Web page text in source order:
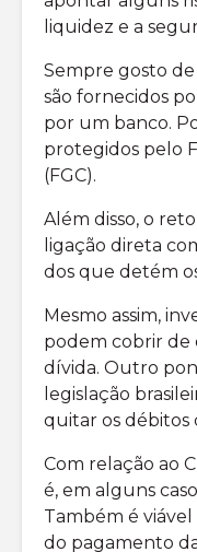
liquidez e a
Sempre gosto
são fornecidos
por um banco.
protegidos pelo
(FGC).
Além disso, o
ligação direta
dos que detém os
Mesmo assim,
podem cobrir de
dívida. Outro
legislação
quitar os débitos
Com relação ao
é, em alguns
Também é viável
do pagamento